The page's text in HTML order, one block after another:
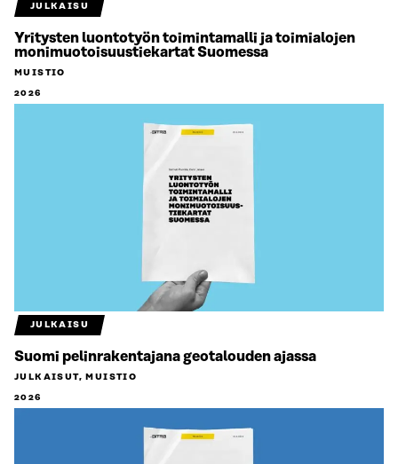
JULKAISU
Yritysten luontotyön toimintamalli ja toimialojen
monimuotoisuustiekartat Suomessa
MUISTIO
2026
JULKAISU
Suomi pelinrakentajana geotalouden ajassa
JULKAISUT, MUISTIO
2026